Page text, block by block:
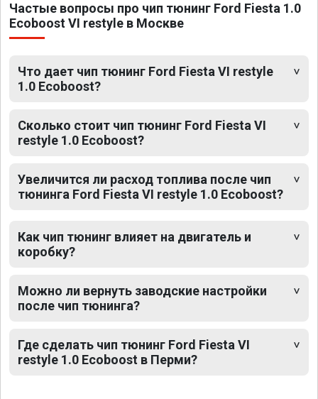
Частые вопросы про чип тюнинг Ford Fiesta 1.0
Ecoboost VI restyle в Москве
Что дает чип тюнинг Ford Fiesta VI restyle
1.0 Ecoboost?
Сколько стоит чип тюнинг Ford Fiesta VI
restyle 1.0 Ecoboost?
Увеличится ли расход топлива после чип
тюнинга Ford Fiesta VI restyle 1.0 Ecoboost?
Как чип тюнинг влияет на двигатель и
коробку?
Можно ли вернуть заводские настройки
после чип тюнинга?
Где сделать чип тюнинг Ford Fiesta VI
restyle 1.0 Ecoboost в Перми?